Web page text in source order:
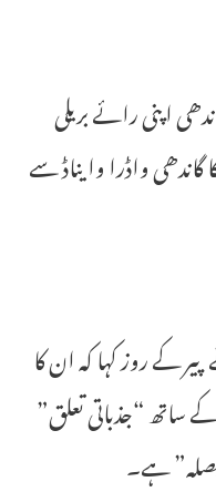
اپنی رائے بریلی
واڈرا وایناڈ سے
کے روز کہا کہ ان کا
ساتھ “جذباتی تعلق”
ہے۔